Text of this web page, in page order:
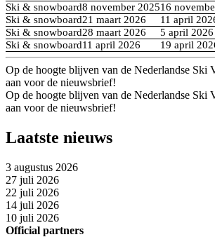
Ski & snowboard8 november 202516
Ski & snowboard21 maart 2026 11 april
Ski & snowboard28 maart 2026 5 april 2026
Ski & snowboard11 april 2026 19 april
Op de hoogte blijven van de Nederlandse Ski
aan voor de nieuwsbrief!
Op de hoogte blijven van de Nederlandse Ski
aan voor de nieuwsbrief!
Laatste nieuws
3 augustus 2026
27 juli 2026
22 juli 2026
14 juli 2026
10 juli 2026
Official partners